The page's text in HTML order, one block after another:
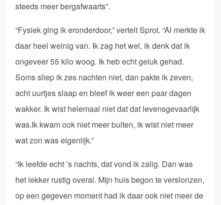
steeds meer bergafwaarts”.
“Fysiek ging ik eronderdoor,” vertelt Sprot. “Al merkte ik
daar heel weinig van. Ik zag het wel, ik denk dat ik
ongeveer 55 kilo woog. Ik heb echt geluk gehad.
Soms sliep ik zes nachten niet, dan pakte ik zeven,
acht uurtjes slaap en bleef ik weer een paar dagen
wakker. Ik wist helemaal niet dat dat levensgevaarlijk
was.Ik kwam ook niet meer buiten, ik wist niet meer
wat zon was eigenlijk.”
“Ik leefde echt ’s nachts, dat vond ik zalig. Dan was
het lekker rustig overal. Mijn huis begon te verslonzen,
op een gegeven moment had ik daar ook niet meer de